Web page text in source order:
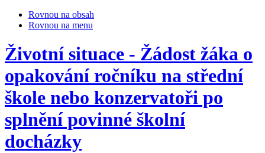
Rovnou na obsah
Rovnou na menu
Životní situace - Žádost žáka o
opakování ročníku na střední
škole nebo konzervatoři po
splnění povinné školní
docházky